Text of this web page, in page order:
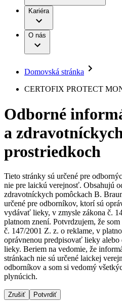
Terapie
Kontinencia a
Liečba bolesti
Miniinvazívna
Nutričná terapia
Onkológia
Ortopédia
Prevencia a
Spinálna chirurgia
Starostlivosť o
Uzatváranie rán
Riešenia
Terapie
B. Braun Avitum
Ochorenia
Služby pre pacientov
Dialyzačné strediská
B. Braun Avitum poskytuje
vo všetkých svojich
informácií nájdete na stránke
Práca a kariéra
Naša kultúra
Vaša príležitosť
Nájdite si prácu u nás​
Objavte svoje kariérne
trh práce​ pre zaujímavé
Zodpovednosť
Médiá
Tlačové správy
Kontakt
Kontaktný
Spoločnosť
Médiá
Kontakt
Kariéra
O nás
Domovská stránka
CERTOFIX PROTECT
Odborné
a
prostriedkoch
Tieto stránky sú určené pre
nie pre laickú verejnosť. Obsahujú
zdravotníckych pomôckach B.
určené pre odborníkov, ktorí sú
vydávať lieky, v zmysle zákona č.
platnom znení. Potvrdzujem, že
č. 147/2001 Z. z. o reklame, v
oprávnenou predpisovať lieky
lieky. Beriem na vedomie, že
stránkach nie sú určené laickej
odborníkov a som si vedomý
plynúcich.
Zrušiť Potvrdiť